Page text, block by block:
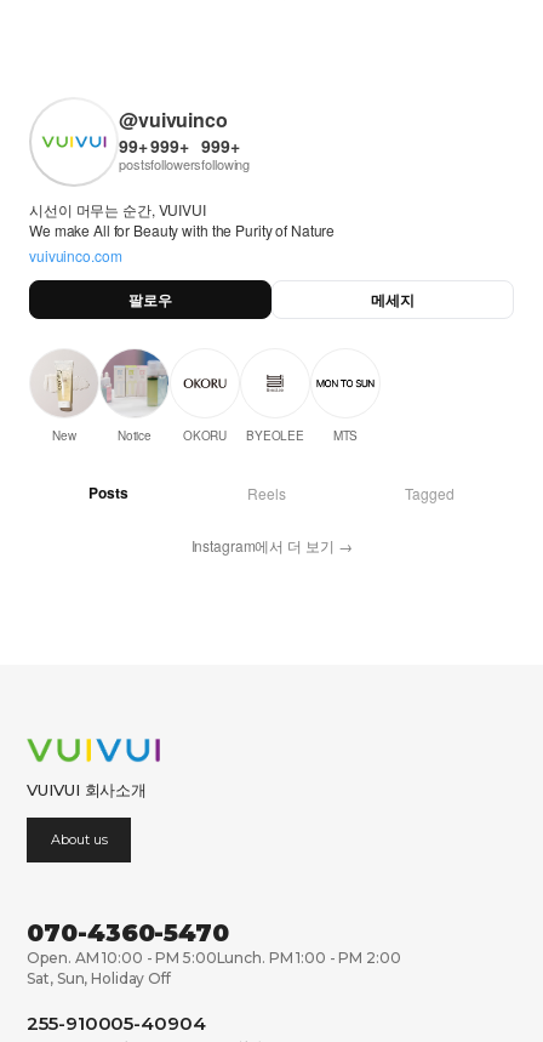
@vuivuinco
99+
posts
999+
followers
999+
following
시선이 머무는 순간, VUIVUI
We make All for Beauty with the Purity of Nature
vuivuinco.com
팔로우 메세지
New Notice OKORU BYEOLEE MTS
Posts Reels Tagged
Instagram에서 더 보기 →
VUIVUI 회사소개
About us
070-4360-5470
Open. AM 10:00 - PM 5:00Lunch. PM 1:00 - PM 2:00
Sat, Sun, Holiday Off
255-910005-40904